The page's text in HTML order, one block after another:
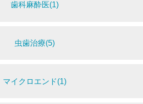
歯科麻酔医(1)
虫歯治療(5)
マイクロエンド(1)